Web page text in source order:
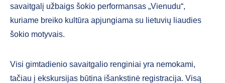
savaitgalį užbaigs šokio performansas „Vienudu“,
kuriame breiko kultūra apjungiama su lietuvių liaudies
šokio motyvais.
Visi gimtadienio savaitgalio renginiai yra nemokami,
tačiau į ekskursijas būtina išankstinė registracija. Visą